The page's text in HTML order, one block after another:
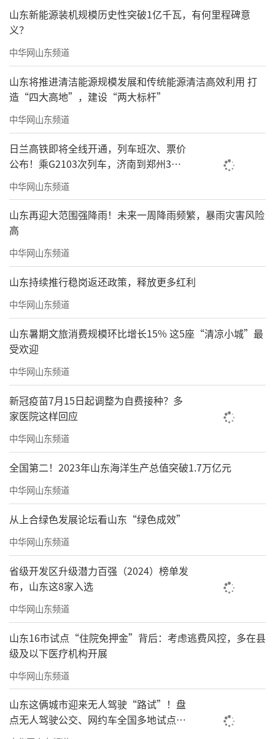
山东新能源装机规模历史性突破1亿千瓦，有何里程碑意
义？
中华网山东频道
山东将推进清洁能源规模发展和传统能源清洁高效利用 打
造“四大高地”，建设“两大标杆”
中华网山东频道
日兰高铁即将全线开通，列车班次、票价
公布！乘G2103次列车，济南到郑州3小
时到达
中华网山东频道
山东再迎大范围强降雨！未来一周降雨频繁，暴雨灾害风险
高
中华网山东频道
山东持续推行稳岗返还政策，释放更多红利
中华网山东频道
山东暑期文旅消费规模环比增长15% 这5座“清凉小城”最
受欢迎
中华网山东频道
新冠疫苗7月15日起调整为自费接种？多
家医院这样回应
中华网山东频道
全国第二！2023年山东海洋生产总值突破1.7万亿元
中华网山东频道
从上合绿色发展论坛看山东“绿色成效”
中华网山东频道
省级开发区升级潜力百强（2024）榜单发
布，山东这8家入选
中华网山东频道
山东16市试点“住院免押金”背后：考虑逃费风控，多在县
级及以下医疗机构开展
中华网山东频道
山东这俩城市迎来无人驾驶“路试”！盘
点无人驾驶公交、网约车全国多地试点之
路